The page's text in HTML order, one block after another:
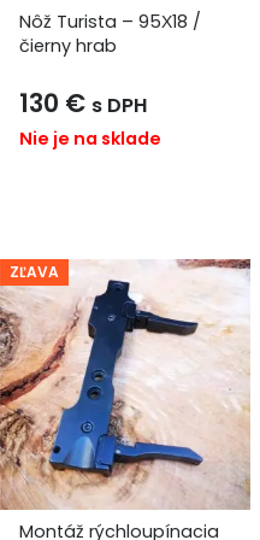
LEMAX nôž Zasapozhny
malý – kovaný damašk
165€ s DPH
Na sklade
ZĽAVA
NOCPIX ACE S 60 –